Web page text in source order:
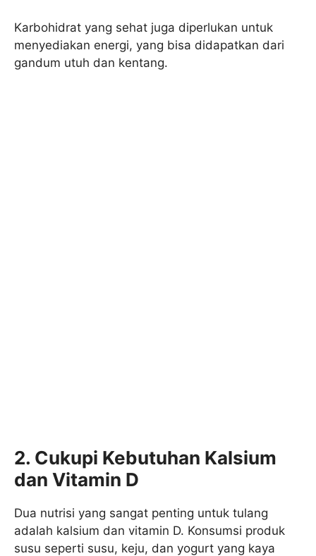
Karbohidrat yang sehat juga diperlukan untuk
menyediakan energi, yang bisa didapatkan dari
gandum utuh dan kentang.
2. Cukupi Kebutuhan Kalsium
dan Vitamin D
Dua nutrisi yang sangat penting untuk tulang
adalah kalsium dan vitamin D. Konsumsi produk
susu seperti susu, keju, dan yogurt yang kaya